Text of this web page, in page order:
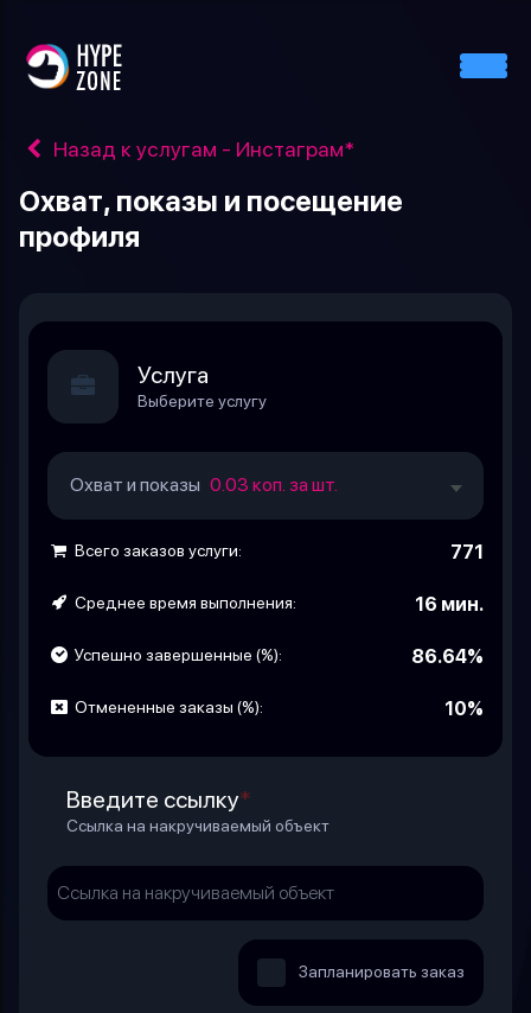
Назад к услугам - Инстаграм*
Охват, показы и посещение
профиля
Услуга
Выберите услугу
Охват и показы 0.03 коп. за шт.
Всего заказов услуги: 771
Среднее время выполнения: 16 мин.
Успешно завершенные (%): 86.64%
Отмененные заказы (%): 10%
Введите ссылку*
Ссылка на накручиваемый объект
Запланировать заказ